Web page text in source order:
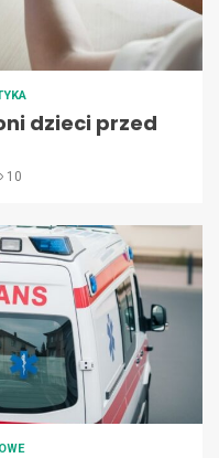
dzieci przed
10